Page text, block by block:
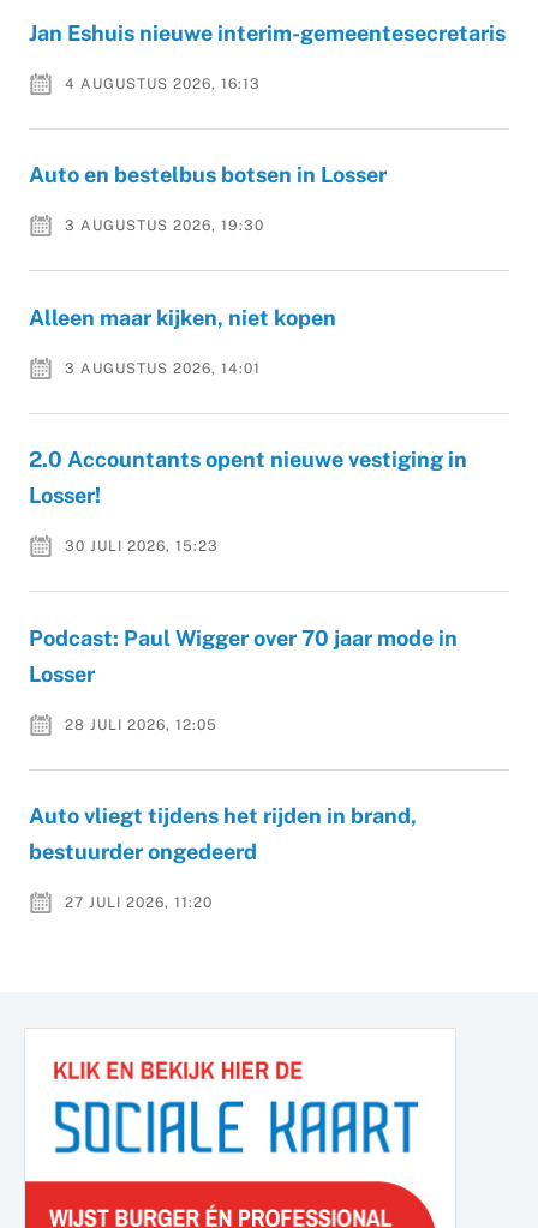
Jan Eshuis nieuwe interim-gemeentesecretaris
4 AUGUSTUS 2026, 16:13
Auto en bestelbus botsen in Losser
3 AUGUSTUS 2026, 19:30
Alleen maar kijken, niet kopen
3 AUGUSTUS 2026, 14:01
2.0 Accountants opent nieuwe vestiging in
Losser!
30 JULI 2026, 15:23
Podcast: Paul Wigger over 70 jaar mode in
Losser
28 JULI 2026, 12:05
Auto vliegt tijdens het rijden in brand,
bestuurder ongedeerd
27 JULI 2026, 11:20